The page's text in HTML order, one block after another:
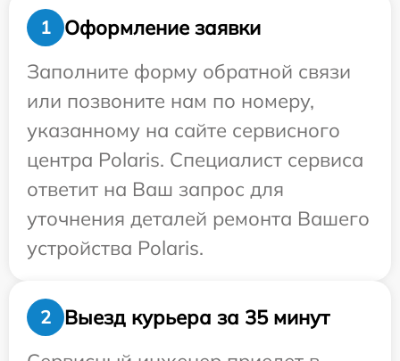
1
Оформление заявки
Заполните форму обратной связи
или позвоните нам по номеру,
указанному на сайте сервисного
центра Polaris. Специалист сервиса
ответит на Ваш запрос для
уточнения деталей ремонта Вашего
устройства Polaris.
2
Выезд курьера за 35 минут